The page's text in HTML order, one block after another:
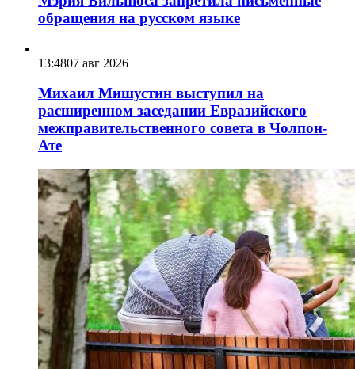
обращения на русском языке
13:4807 авг 2026
Михаил Мишустин выступил на
расширенном заседании Евразийского
межправительственного совета в Чолпон-
Ате